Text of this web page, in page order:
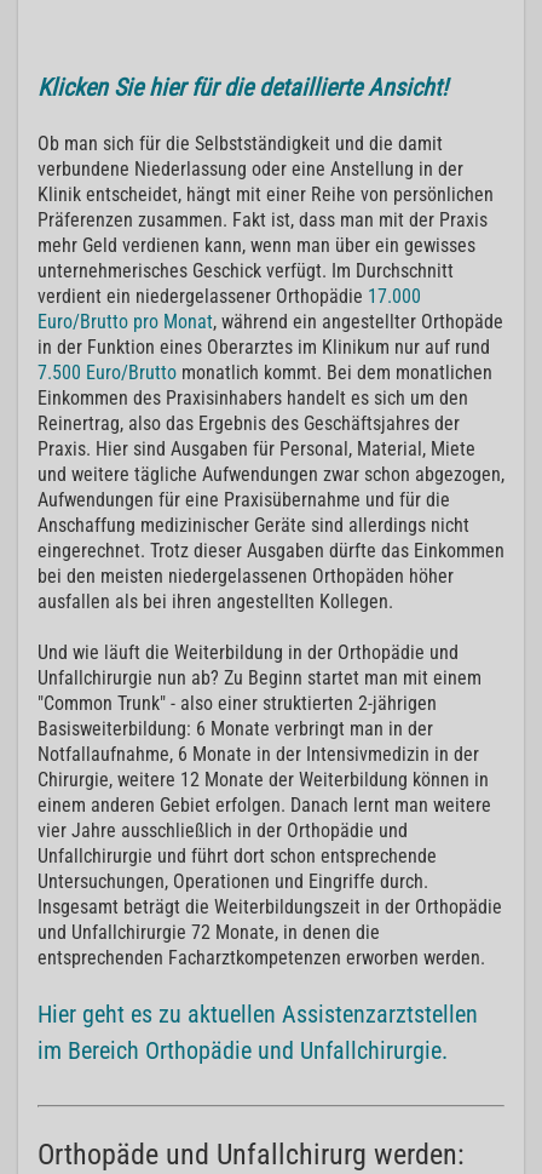
Klicken Sie hier für die detaillierte Ansicht!
Ob man sich für die Selbstständigkeit und die damit
verbundene Niederlassung oder eine Anstellung in der
Klinik entscheidet, hängt mit einer Reihe von persönlichen
Präferenzen zusammen. Fakt ist, dass man mit der Praxis
mehr Geld verdienen kann, wenn man über ein gewisses
unternehmerisches Geschick verfügt. Im Durchschnitt
verdient ein niedergelassener Orthopädie 17.000
Euro/Brutto pro Monat, während ein angestellter Orthopäde
in der Funktion eines Oberarztes im Klinikum nur auf rund
7.500 Euro/Brutto monatlich kommt. Bei dem monatlichen
Einkommen des Praxisinhabers handelt es sich um den
Reinertrag, also das Ergebnis des Geschäftsjahres der
Praxis. Hier sind Ausgaben für Personal, Material, Miete
und weitere tägliche Aufwendungen zwar schon abgezogen,
Aufwendungen für eine Praxisübernahme und für die
Anschaffung medizinischer Geräte sind allerdings nicht
eingerechnet. Trotz dieser Ausgaben dürfte das Einkommen
bei den meisten niedergelassenen Orthopäden höher
ausfallen als bei ihren angestellten Kollegen.
Und wie läuft die Weiterbildung in der Orthopädie und
Unfallchirurgie nun ab? Zu Beginn startet man mit einem
"Common Trunk" - also einer struktierten 2-jährigen
Basisweiterbildung: 6 Monate verbringt man in der
Notfallaufnahme, 6 Monate in der Intensivmedizin in der
Chirurgie, weitere 12 Monate der Weiterbildung können in
einem anderen Gebiet erfolgen. Danach lernt man weitere
vier Jahre ausschließlich in der Orthopädie und
Unfallchirurgie und führt dort schon entsprechende
Untersuchungen, Operationen und Eingriffe durch.
Insgesamt beträgt die Weiterbildungszeit in der Orthopädie
und Unfallchirurgie 72 Monate, in denen die
entsprechenden Facharztkompetenzen erworben werden.
Hier geht es zu aktuellen Assistenzarztstellen
im Bereich Orthopädie und Unfallchirurgie.
Orthopäde und Unfallchirurg werden: